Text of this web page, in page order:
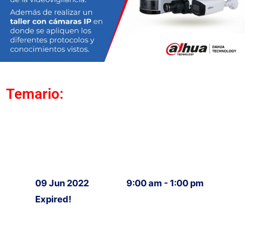
Temario:
09 Jun 2022
Expired!
9:00 am - 1:00 pm